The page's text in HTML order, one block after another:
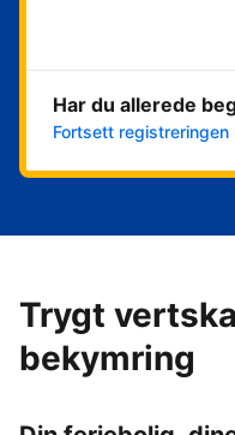
Kom
Har du allerede
Fortsett registreringen
Trygt
bekymring